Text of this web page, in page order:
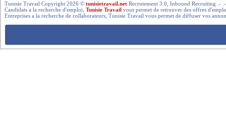
Tunisie Travail Copyright 2026 ©tunisietravail.net Recrutement 3.0, Inbound Recruiting .-
Candidats a la recherche d'emploi,Tunisie Travail vous permet de retrouver des offres
Entreprises a la recherche de collaborateurs, Tunisie Travail vous permet de diffuser vos